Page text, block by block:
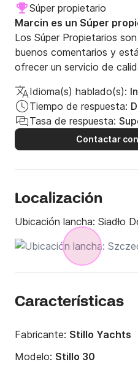
Súper propietario
Marcin es un Súper
Los Súper Propietarios
buenos comentarios y
ofrecer un servicio de
Idioma(s) hablado(s):
Tiempo de respuesta:
Tasa de respuesta:
Contactar
Localización
Ubicación lancha: Siadło
Características
Fabricante: Stillo Yachts
Modelo: Stillo 30